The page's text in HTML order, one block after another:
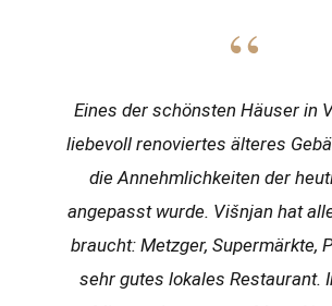
“
Eines der schönsten Häuser in
liebevoll renoviertes älteres
die Annehmlichkeiten der
angepasst wurde. Višnjan hat
braucht: Metzger, Supermärkte,
sehr gutes lokales Restaurant.